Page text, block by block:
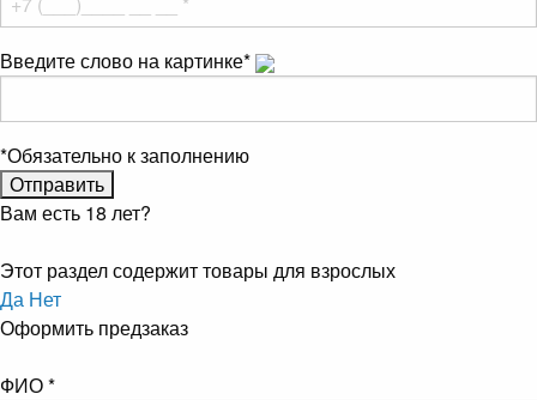
Введите слово на картинке*
*Обязательно к заполнению
Вам есть 18 лет?
Этот раздел содержит товары для взрослых
Да Нет
Оформить предзаказ
ФИО*